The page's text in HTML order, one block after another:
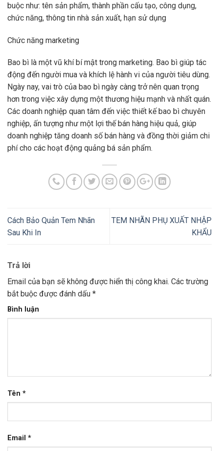
buộc như: tên sản phẩm, thành phần cấu tạo, công dụng,
chức năng, thông tin nhà sản xuất, hạn sử dụng
Chức năng marketing
Bao bì là một vũ khí bí mật trong marketing. Bao bì giúp tác
động đến người mua và khích lệ hành vi của người tiêu dùng.
Ngày nay, vai trò của bao bì ngày càng trở nên quan trọng
hơn trong việc xây dựng một thương hiệu mạnh và nhất quán.
Các doanh nghiệp quan tâm đến việc thiết kế bao bì chuyên
nghiệp, ấn tượng như một lợi thế bán hàng hiệu quả, giúp
doanh nghiệp tăng doanh số bán hàng và đồng thời giảm chi
phí cho các hoạt động quảng bá sản phẩm.
Cách Bảo Quản Tem Nhãn
Sau Khi In
TEM NHÃN PHỤ XUẤT NHẬP
KHẨU
Trả lời
Email của bạn sẽ không được hiển thị công khai. Các trường
bắt buộc được đánh dấu *
Bình luận
Tên *
Email *